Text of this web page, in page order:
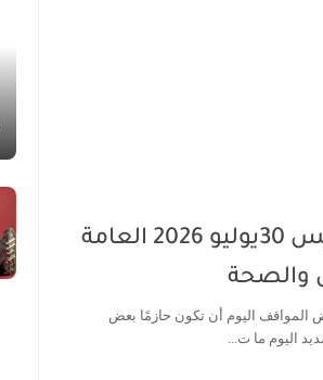
أبراج اليوم الخميس 30يوليو 2026 العامة
والصحة
المواقف اليوم أن تكون حازمًا بعض
اليوم ما ت...